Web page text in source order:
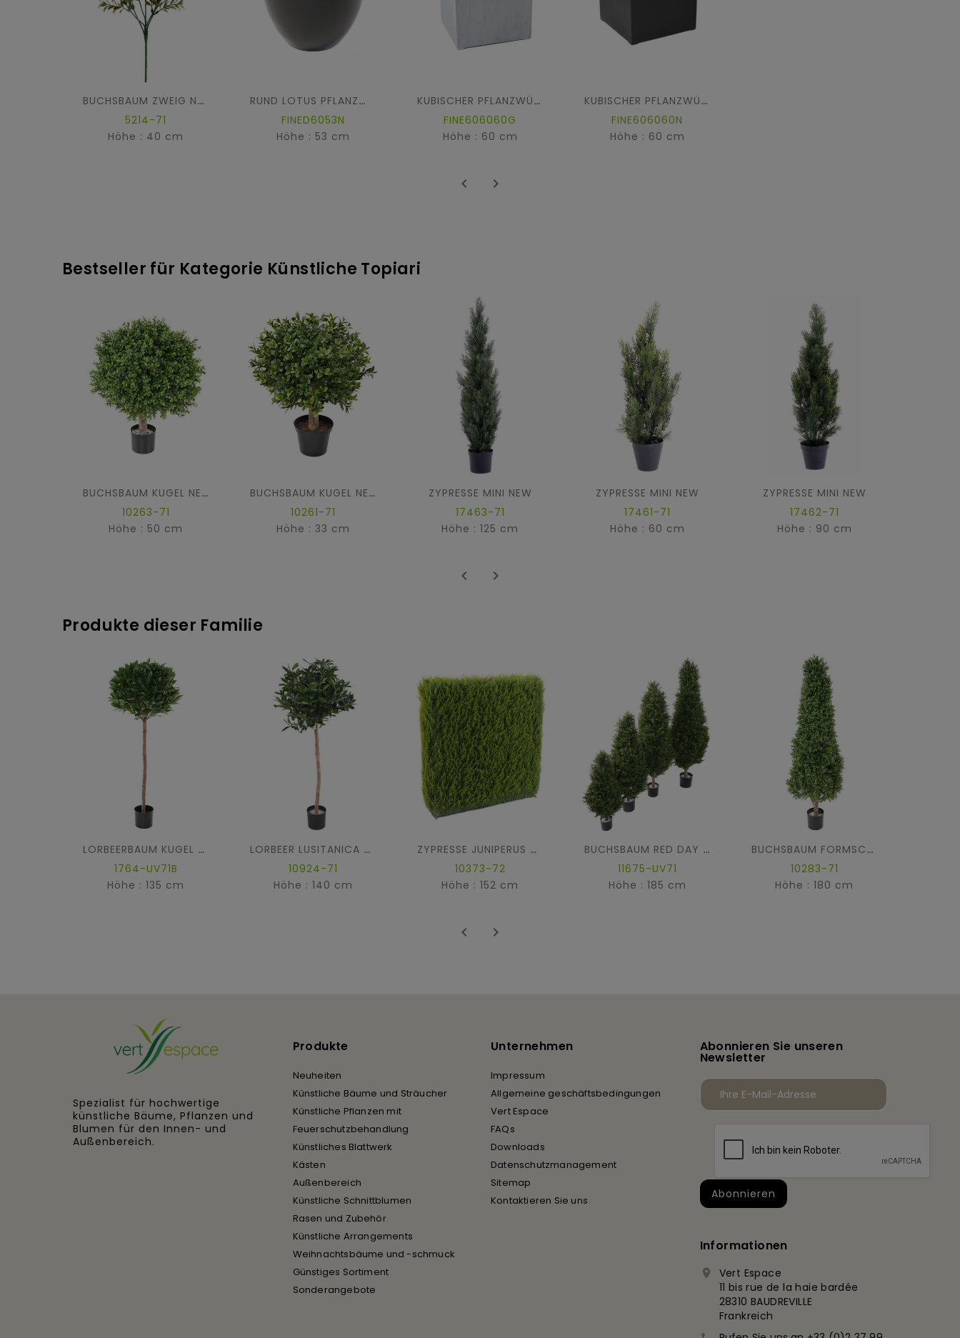
BUCHSBAUM ZWEIG NEW
5214-71
Höhe : 40 cm
RUND LOTUS PFLANZWÜRFEL FIBER
FINED6053N
Höhe : 53 cm
KUBISCHER PFLANZWÜRFEL FIBER
FINE606060G
Höhe : 60 cm
KUBISCHER PFLANZWÜRFEL FIBER
FINE606060N
Höhe : 60 cm
 
Bestseller für Kategorie Künstliche Topiari
BUCHSBAUM KUGEL NEW
10263-71
Höhe : 50 cm
BUCHSBAUM KUGEL NEW
10261-71
Höhe : 33 cm
ZYPRESSE MINI NEW
17463-71
Höhe : 125 cm
ZYPRESSE MINI NEW
17461-71
Höhe : 60 cm
ZYPRESSE MINI NEW
17462-71
Höhe : 90 cm
 
Produkte dieser Familie
LORBEERBAUM KUGEL STAMM 135 UV B
1764-UV71B
Höhe : 135 cm
LORBEER LUSITANICA STAMM
10924-71
Höhe : 140 cm
ZYPRESSE JUNIPERUS HECKE METALLSTRUKTUR
10373-72
Höhe : 152 cm
BUCHSBAUM RED DAY FORMSCHNITT UV
11675-UV71
Höhe : 185 cm
BUCHSBAUM FORMSCHNITT NEW
10283-71
Höhe : 180 cm
 
Spezialist für hochwertige
künstliche Bäume, Pflanzen und
Blumen für den Innen- und
Außenbereich.
Produkte
Neuheiten
Künstliche Bäume und Sträucher
Künstliche Pflanzen mit
Feuerschutzbehandlung
Künstliches Blattwerk
Kästen
Außenbereich
Künstliche Schnittblumen
Rasen und Zubehör
Künstliche Arrangements
Weihnachtsbäume und -schmuck
Günstiges Sortiment
Sonderangebote
Unternehmen
Impressum
Allgemeine geschäftsbedingungen
Vert Espace
FAQs
Downloads
Datenschutzmanagement
Sitemap
Kontaktieren Sie uns
Abonnieren Sie unseren
Newsletter
Informationen

Vert Espace
11 bis rue de la haie bardée
28310 BAUDREVILLE
Frankreich